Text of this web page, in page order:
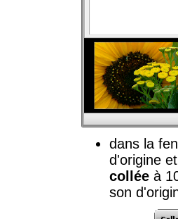
dans la
d'origine
collée à
son